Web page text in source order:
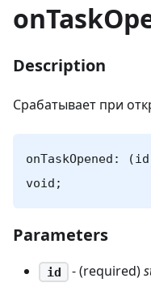
Description
Срабатывает при
onTaskOpened:
void;
Parameters
id - (required)